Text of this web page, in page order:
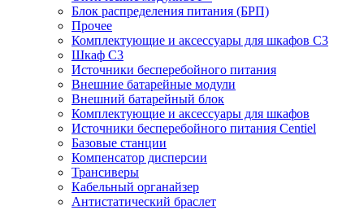
Блок распределения питания (БРП)
Прочее
Комплектующие и аксессуары для шкафов C3
Шкаф C3
Источники бесперебойного питания
Внешние батарейные модули
Внешний батарейный блок
Комплектующие и аксессуары для шкафов
Источники бесперебойного питания Centiel
Базовые станции
Компенсатор дисперсии
Трансиверы
Кабельный органайзер
Антистатический браслет